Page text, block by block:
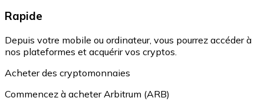
Rapide
Depuis votre mobile ou ordinateur, vous pourrez accéder à
nos plateformes et acquérir vos cryptos.
Acheter des cryptomonnaies
Commencez à acheter Arbitrum (ARB)